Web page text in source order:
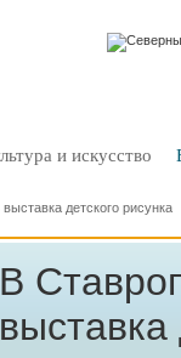
и искусство
детского рисунка
В
выставка